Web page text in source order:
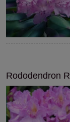
Rododendron